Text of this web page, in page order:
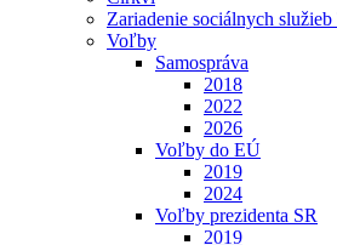
Zariadenie sociálnych
Voľby
Samospráva
2018
2022
2026
Voľby do EÚ
2019
2024
Voľby prezidenta SR
2019